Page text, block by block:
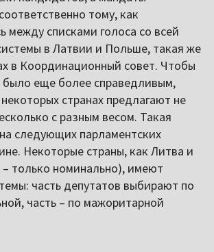
тому, как
между списками голоса со всей
в Латвии и Польше, такая же
в Координационный совет. Чтобы
было еще более справедливым,
странах предлагают не
с разным весом. Такая
следующих парламентских
Некоторые страны, как Литва и
– только номинально), имеют
часть депутатов выбирают по
часть – по мажоритарной